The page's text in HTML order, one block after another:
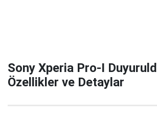
Sony Xperia Pro-I
Özellikler ve Detaylar